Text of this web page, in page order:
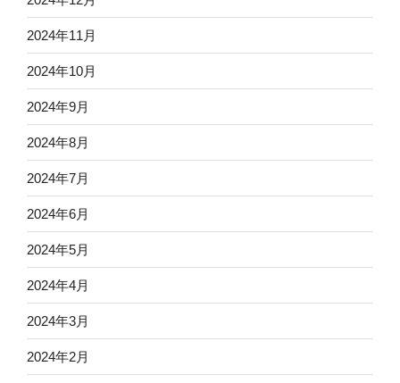
2024年11月
2024年10月
2024年9月
2024年8月
2024年7月
2024年6月
2024年5月
2024年4月
2024年3月
2024年2月